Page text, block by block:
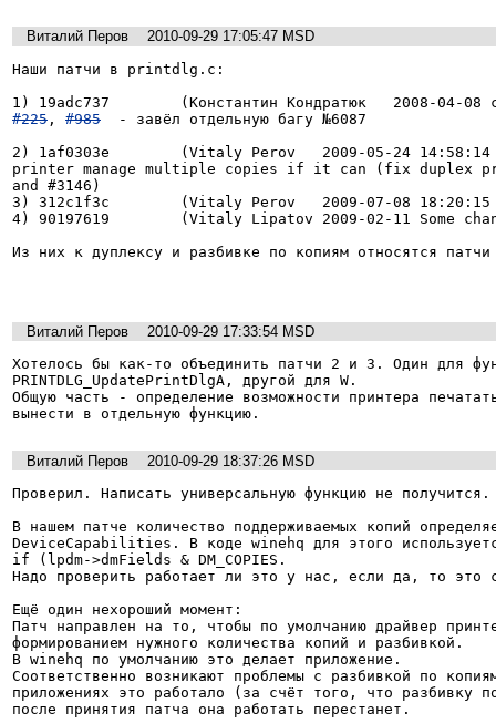
Виталий Перов
2010-09-29 17:05:47 MSD
Наши патчи в printdlg.c:
#225 , #985
  - завёл отдельную багу №6087
2) 1af0303e        (Vitaly Perov   2009-05-24 14:58:14
printer manage multiple copies if it can (fix duplex
and #3146)
3) 312c1f3c        (Vitaly Perov   2009-07-08 18:20:15
4) 90197619        (Vitaly Lipatov 2009-02-11 Some
Из них к дуплексу и разбивке по копиям относятся
Виталий Перов
2010-09-29 17:33:54 MSD
Хотелось бы как-то объединить патчи 2 и 3. Один для
PRINTDLG_UpdatePrintDlgA, другой для W.
Общую часть - определение возможности принтера
вынести в отдельную функцию.
Виталий Перов
2010-09-29 18:37:26 MSD
Проверил. Написать универсальную функцию не
В нашем патче количество поддерживаемых копий
DeviceCapabilities. В коде winehq для этого
if (lpdm->dmFields & DM_COPIES.
Надо проверить работает ли это у нас, если да, то это
Ещё один нехороший момент:
Патч направлен на то, чтобы по умолчанию драйвер
формированием нужного количества копий и разбивкой.
В winehq по умолчанию это делает приложение.
Соответственно возникают проблемы с разбивкой по
приложениях это работало (за счёт того, что разбивку
после принятия патча она работать перестанет.